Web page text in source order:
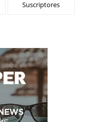
Suscriptores